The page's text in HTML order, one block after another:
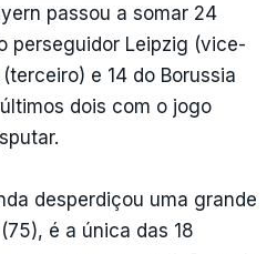
passou a somar 24
perseguidor Leipzig (vice-
e 14 do Borussia
dois com o jogo
desperdiçou uma grande
é a única das 18